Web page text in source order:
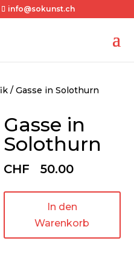
info@sokunst.ch
/ Gasse in Solothurn
Gasse in
Solothurn
CHF 50.00
In den
Warenkorb